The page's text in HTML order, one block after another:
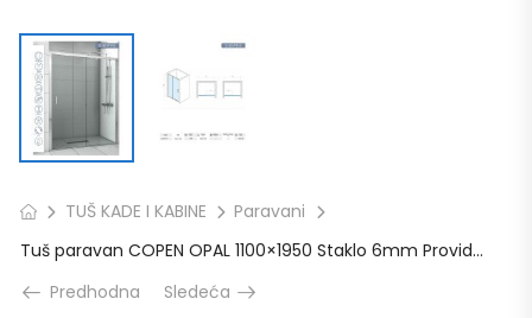
TUŠ KADE I KABINE
Paravani
Tuš paravan COPEN OPAL 1100×1950 Staklo 6mm Providno C-02-P110
Predhodna
Sledeća